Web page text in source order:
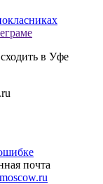
в Уфе
почта